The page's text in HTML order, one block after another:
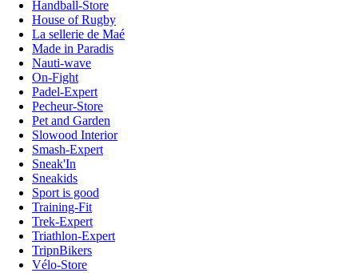
Handball-Store
House of Rugby
La sellerie de Maé
Made in Paradis
Nauti-wave
On-Fight
Padel-Expert
Pecheur-Store
Pet and Garden
Slowood Interior
Smash-Expert
Sneak'In
Sneakids
Sport is good
Training-Fit
Trek-Expert
Triathlon-Expert
TripnBikers
Vélo-Store